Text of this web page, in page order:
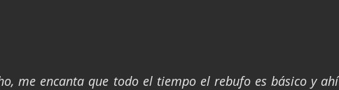
me encanta que todo el tiempo el rebufo es básico y ahí